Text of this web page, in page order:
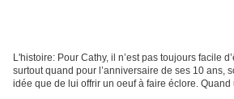
L'histoire: Pour Cathy, il n’est pas toujours facile
surtout quand pour l’anniversaire de ses 10 ans,
idée que de lui offrir un oeuf à faire éclore.